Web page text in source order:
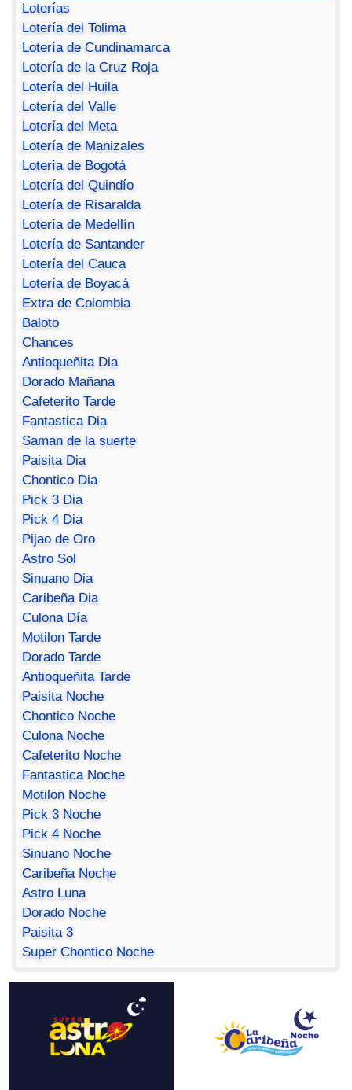
Loterías
Lotería del Tolima
Lotería de Cundinamarca
Lotería de la Cruz Roja
Lotería del Huila
Lotería del Valle
Lotería del Meta
Lotería de Manizales
Lotería de Bogotá
Lotería del Quindío
Lotería de Risaralda
Lotería de Medellín
Lotería de Santander
Lotería del Cauca
Lotería de Boyacá
Extra de Colombia
Baloto
Chances
Antioqueñita Dia
Dorado Mañana
Cafeterito Tarde
Fantastica Dia
Saman de la suerte
Paisita Dia
Chontico Dia
Pick 3 Dia
Pick 4 Dia
Pijao de Oro
Astro Sol
Sinuano Dia
Caribeña Dia
Culona Día
Motilon Tarde
Dorado Tarde
Antioqueñita Tarde
Paisita Noche
Chontico Noche
Culona Noche
Cafeterito Noche
Fantastica Noche
Motilon Noche
Pick 3 Noche
Pick 4 Noche
Sinuano Noche
Caribeña Noche
Astro Luna
Dorado Noche
Paisita 3
Super Chontico Noche